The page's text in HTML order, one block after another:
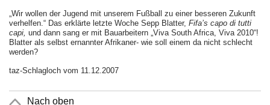
„Wir wollen der Jugend mit unserem Fußball zu einer besseren Zukunft
verhelfen.“ Das erklärte letzte Woche Sepp Blatter, Fifa’s capo di tutti
capi, und dann sang er mit Bauarbeitern „Viva South Africa, Viva 2010“!
Blatter als selbst ernannter Afrikaner- wie soll einem da nicht schlecht
werden?
taz-Schlagloch vom 11.12.2007
Nach oben